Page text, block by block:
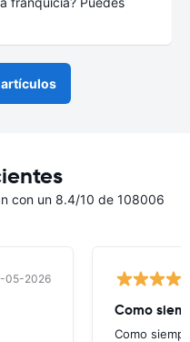
con un 8.4/10 de 108006
05-2026
Como